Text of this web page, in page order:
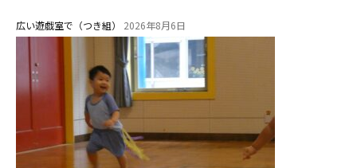
広い遊戯室で（つき組） 2026年8月6日